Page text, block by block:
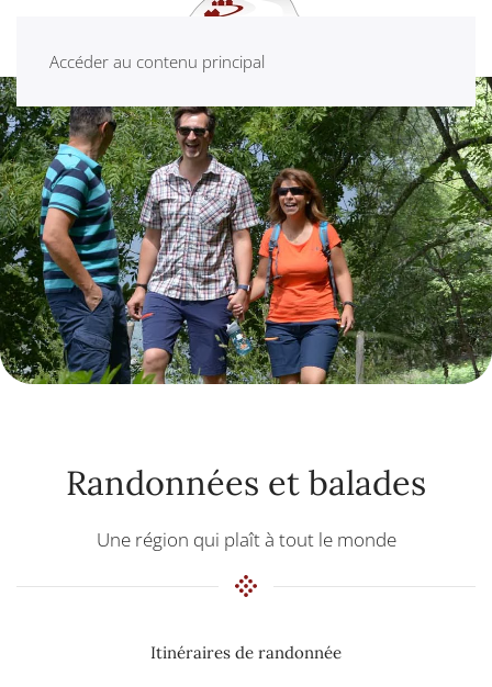
Accéder au contenu principal
Randonnées et balades
Une région qui plaît à tout le monde
Itinéraires de randonnée